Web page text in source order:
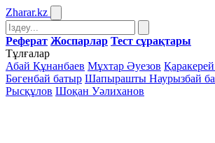
Zharar.kz
Реферат Жоспарлар Тест сұрақтары
Тұлғалар
Абай Құнанбаев Мұхтар Әуезов
Бөгенбай батыр Шапырашты Наурызбай
Рысқұлов Шоқан Уәлиханов